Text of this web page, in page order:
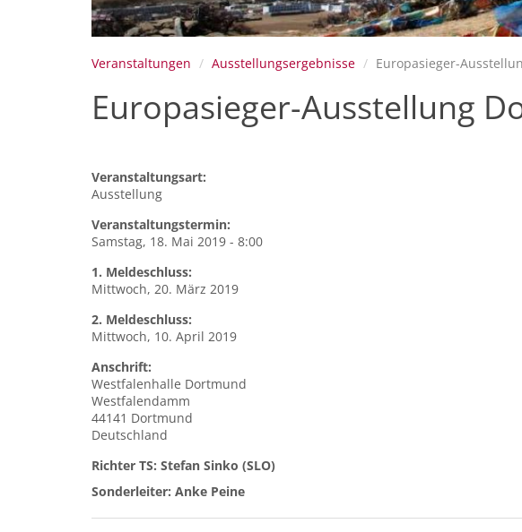
Veranstaltungen Ausstellungsergebnisse Europasieger-
Europasieger-Ausstellung
Veranstaltungsart:
Ausstellung
Veranstaltungstermin:
Samstag, 18. Mai 2019 - 8:00
1. Meldeschluss:
Mittwoch, 20. März 2019
2. Meldeschluss:
Mittwoch, 10. April 2019
Anschrift:
Westfalenhalle Dortmund
Westfalendamm
44141 Dortmund
Deutschland
Richter TS: Stefan Sinko (SLO)
Sonderleiter: Anke Peine